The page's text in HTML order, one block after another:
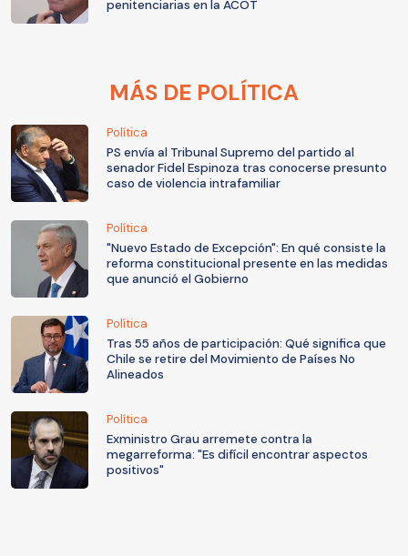
penitenciarias en la ACOT
MÁS DE POLÍTICA
Política
PS envía al Tribunal Supremo del partido al
senador Fidel Espinoza tras conocerse presunto
caso de violencia intrafamiliar
Política
"Nuevo Estado de Excepción": En qué consiste la
reforma constitucional presente en las medidas
que anunció el Gobierno
Política
Tras 55 años de participación: Qué significa que
Chile se retire del Movimiento de Países No
Alineados
Política
Exministro Grau arremete contra la
megarreforma: "Es difícil encontrar aspectos
positivos"